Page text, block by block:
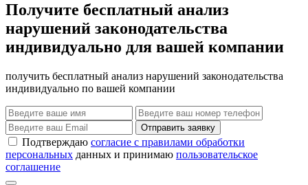
Получите бесплатный анализ
нарушений законодательства
индивидуально для вашей компании
получить бесплатный анализ нарушений законодательства
индивидуально по вашей компании
Отправить заявку
Подтверждаю согласие с правилами обработки
персональных данных и принимаю пользовательское
соглашение